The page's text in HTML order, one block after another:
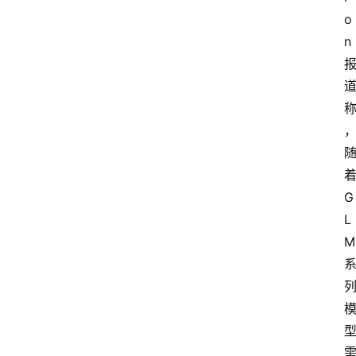
o
n
报
道
称
，
随
着
G
L
M
系
列
模
型
需